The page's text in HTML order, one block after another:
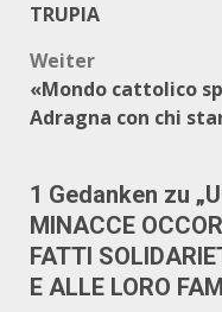
TRUPIA
Weiter
«Mondo cattolico
Adragna con chi
1 Gedanken zu „
MINACCE
FATTI
E ALLE LORO